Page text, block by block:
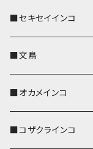
■セキセイインコ
キーカバー
キーホルダー
パスケース
■文鳥
キーカバー
キーホルダー
■オカメインコ
キーカバー
■コザクラインコ